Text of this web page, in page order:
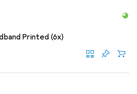
Printed (6x)